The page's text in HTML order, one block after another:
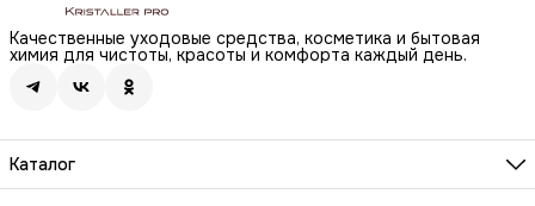
Качественные уходовые средства, косметика и бытовая
химия для чистоты, красоты и комфорта каждый день.
Каталог
Бренды